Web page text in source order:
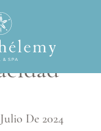
De 2024